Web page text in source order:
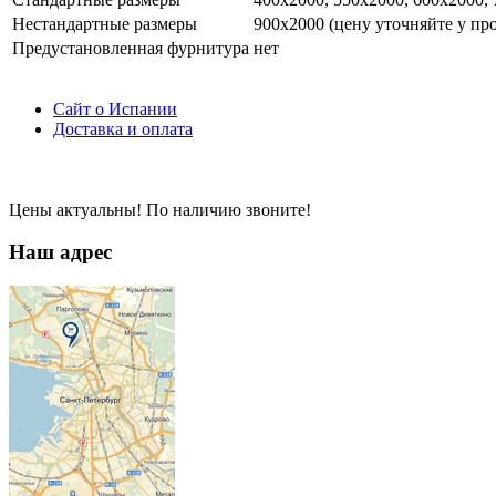
Нестандартные размеры
900х2000 (цену уточняйте у
Предустановленная фурнитура нет
Сайт о Испании
Доставка и оплата
Цены актуальны! По наличию звоните!
Наш адрес